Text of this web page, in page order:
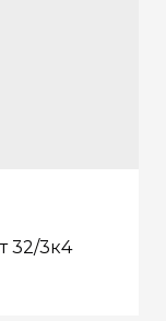
32/3к4